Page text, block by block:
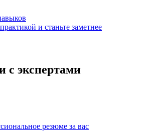
и станьте заметнее
с экспертами
резюме за вас